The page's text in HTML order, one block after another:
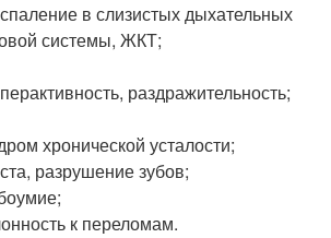
в слизистых дыхательных
системы, ЖКТ;
раздражительность;
хронической усталости;
разрушение зубов;
к переломам.